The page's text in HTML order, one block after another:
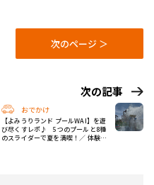
次のページ ＞
次の記事
おでかけ
【よみうりランド プールWAI】を遊
び尽くすレポ♪ 5つのプールと8種
のスライダーで夏を満喫！／ 体験部